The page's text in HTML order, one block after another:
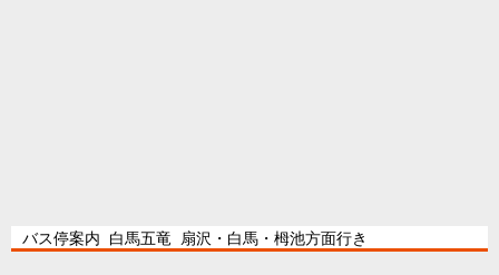
バス停案内 白馬五竜 扇沢・白馬・栂池方面行き